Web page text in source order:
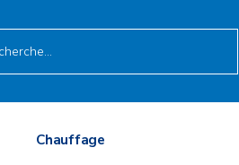
Chauffage